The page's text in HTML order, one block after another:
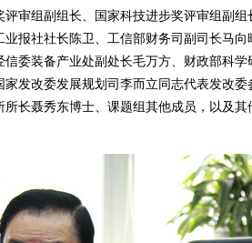
组副组长、国家科技进步奖评审组副组
报社社长陈卫、工信部财务司副司长马向
委装备产业处副处长毛万方、财政部科
发改委发展规划司李而立同志代表发改
长聂秀东博士、课题组其他成员，以及其